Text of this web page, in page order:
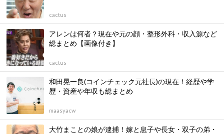
cactus
アレンは何者？現在や元の顔・整形外科・収入源など
総まとめ【画像付き】
cactus
和田晃一良(コインチェック元社長)の現在！経歴や学
歴・資産や年収も総まとめ
maasyacw
大竹まことの娘が逮捕！嫁と息子や長女・双子の弟・